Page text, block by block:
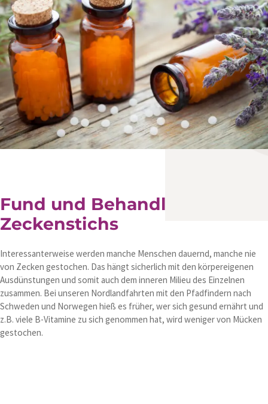
Fund und Behandlung eines
Zeckenstichs
Interessanterweise werden manche Menschen dauernd, manche nie
von Zecken gestochen. Das hängt sicherlich mit den körpereigenen
Ausdünstungen und somit auch dem inneren Milieu des Einzelnen
zusammen. Bei unseren Nordlandfahrten mit den Pfadfindern nach
Schweden und Norwegen hieß es früher, wer sich gesund ernährt und
z.B. viele B-Vitamine zu sich genommen hat, wird weniger von Mücken
gestochen.